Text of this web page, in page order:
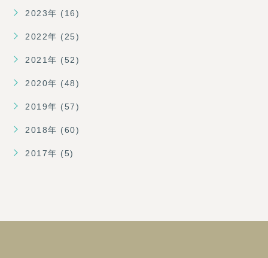
2023年 (16)
2022年 (25)
2021年 (52)
2020年 (48)
2019年 (57)
2018年 (60)
2017年 (5)